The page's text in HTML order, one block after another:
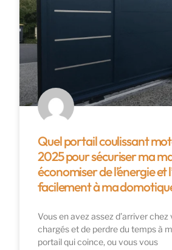
Quel portail coulissant
2025 pour sécuriser ma
économiser de l’énergie et
facilement à ma
Vous en avez assez d’arriver
chargés et de perdre du temps à
portail qui coince, ou vous vous